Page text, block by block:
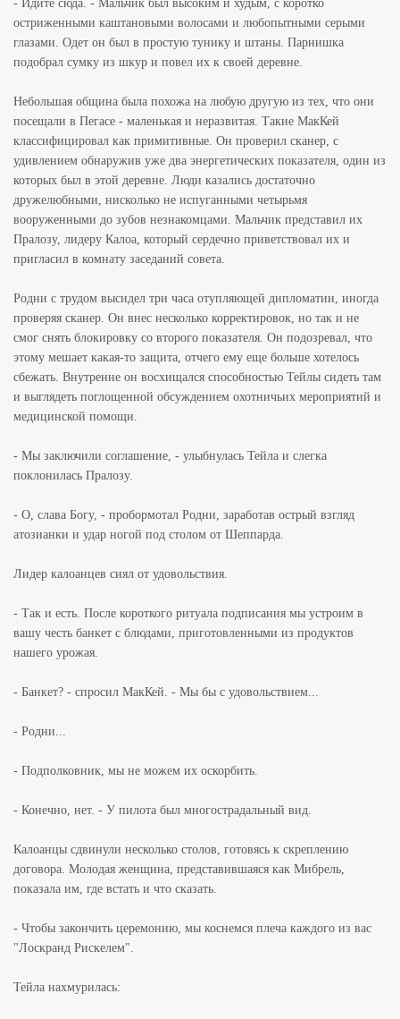
- Идите сюда. - Мальчик был высоким и худым, с коротко
остриженными каштановыми волосами и любопытными серыми
глазами. Одет он был в простую тунику и штаны. Парнишка
подобрал сумку из шкур и повел их к своей деревне.
Небольшая община была похожа на любую другую из тех, что они
посещали в Пегасе - маленькая и неразвитая. Такие МакКей
классифицировал как примитивные. Он проверил сканер, с
удивлением обнаружив уже два энергетических показателя, один из
которых был в этой деревне. Люди казались достаточно
дружелюбными, нисколько не испуганными четырьмя
вооруженными до зубов незнакомцами. Мальчик представил их
Пралозу, лидеру Калоа, который сердечно приветствовал их и
пригласил в комнату заседаний совета.
Родни с трудом высидел три часа отупляющей дипломатии, иногда
проверяя сканер. Он внес несколько корректировок, но так и не
смог снять блокировку со второго показателя. Он подозревал, что
этому мешает какая-то защита, отчего ему еще больше хотелось
сбежать. Внутренне он восхищался способностью Тейлы сидеть там
и выглядеть поглощенной обсуждением охотничьих мероприятий и
медицинской помощи.
- Мы заключили соглашение, - улыбнулась Тейла и слегка
поклонилась Пралозу.
- О, слава Богу, - пробормотал Родни, заработав острый взгляд
атозианки и удар ногой под столом от Шеппарда.
Лидер калоанцев сиял от удовольствия.
- Так и есть. После короткого ритуала подписания мы устроим в
вашу честь банкет с блюдами, приготовленными из продуктов
нашего урожая.
- Банкет? - спросил МакКей. - Мы бы с удовольствием...
- Родни...
- Подполковник, мы не можем их оскорбить.
- Конечно, нет. - У пилота был многострадальный вид.
Калоанцы сдвинули несколько столов, готовясь к скреплению
договора. Молодая женщина, представившаяся как Мибрель,
показала им, где встать и что сказать.
- Чтобы закончить церемонию, мы коснемся плеча каждого из вас
"Лоскранд Рискелем".
Тейла нахмурилась: